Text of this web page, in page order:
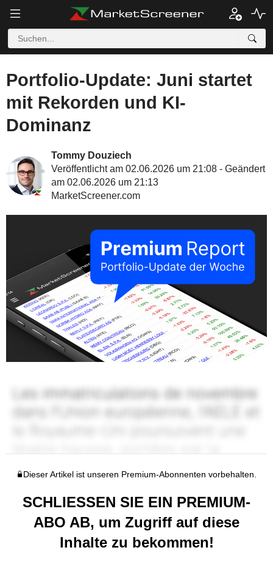
Portfolio-Update: Juni startet
mit Rekorden und KI-
Dominanz
Tommy Douziech
Veröffentlicht am 02.06.2026 um 21:08 - Geändert
am 02.06.2026 um 21:13
MarketScreener.com
Dieser Artikel ist unseren Premium-Abonnenten vorbehalten.
SCHLIESSEN SIE EIN PREMIUM-
ABO AB, um Zugriff auf diese
Inhalte zu bekommen!